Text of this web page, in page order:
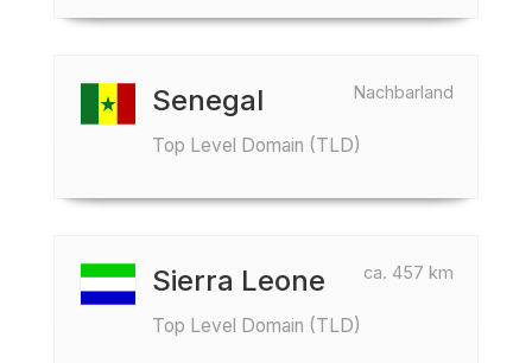
Nachbarland
Senegal
Top Level Domain (TLD)
ca. 457 km
Sierra Leone
Top Level Domain (TLD)